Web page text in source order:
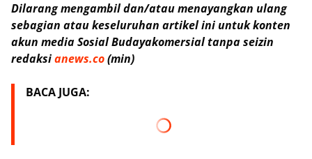
Dilarang mengambil dan/atau menayangkan ulang
sebagian atau keseluruhan artikel ini untuk konten
akun media Sosial Budayakomersial tanpa seizin
redaksianews.co(min)
BACA JUGA: